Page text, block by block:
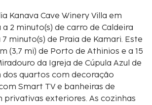
Kanava Cave Winery Villa em
2 minuto(s) de carro de Caldeira
de Praia de Kamari. Este
(3,7 mi) de Porto de Athinios e a 15
da Igreja de Cúpula Azul de
dos quartos com decoração
Smart TV e banheiras de
privativas exteriores. As cozinhas